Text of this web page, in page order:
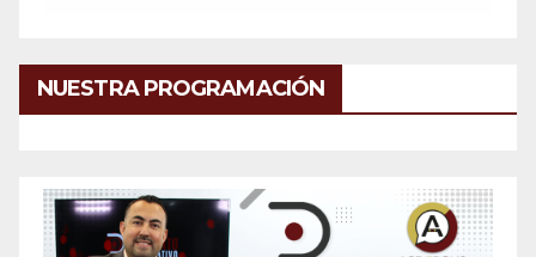
NUESTRA PROGRAMACIÓN